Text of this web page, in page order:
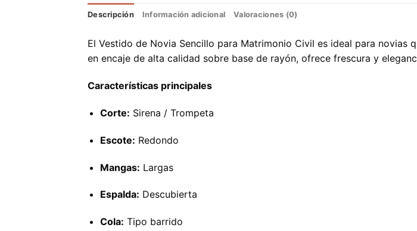
Descripción Información adicional Valoraciones (0)
El Vestido de Novia Sencillo para Matrimonio Civil es ideal para
en encaje de alta calidad sobre base de rayón, ofrece frescura y
Características principales
Corte: Sirena / Trompeta
Escote: Redondo
Mangas: Largas
Espalda: Descubierta
Cola: Tipo barrido